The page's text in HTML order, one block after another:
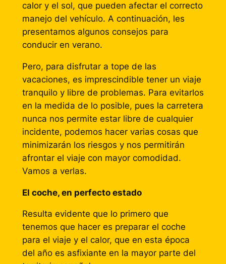
calor y el sol, que pueden afectar el correcto
manejo del vehículo. A continuación, les
presentamos algunos consejos para
conducir en verano.
Pero, para disfrutar a tope de las
vacaciones, es imprescindible tener un viaje
tranquilo y libre de problemas. Para evitarlos
en la medida de lo posible, pues la carretera
nunca nos permite estar libre de cualquier
incidente, podemos hacer varias cosas que
minimizarán los riesgos y nos permitirán
afrontar el viaje con mayor comodidad.
Vamos a verlas.
El coche, en perfecto estado
Resulta evidente que lo primero que
tenemos que hacer es preparar el coche
para el viaje y el calor, que en esta época
del año es asfixiante en la mayor parte del